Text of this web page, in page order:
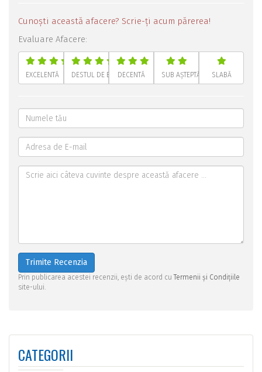
Cunoști această afacere? Scrie-ți acum părerea!
Evaluare Afacere:
EXCELENTĂ DESTUL DE BUNĂDECENTĂ SUB AȘTEPTĂRI SLABĂ
Trimite Recenzia
Prin publicarea acestei recenzii, ești de acord cuTermenii și Condițiile
site-ului.
CATEGORII